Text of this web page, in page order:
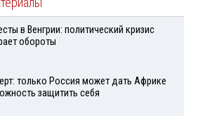
в Венгрии: политический кризис
обороты
только Россия может дать Африке
защитить себя